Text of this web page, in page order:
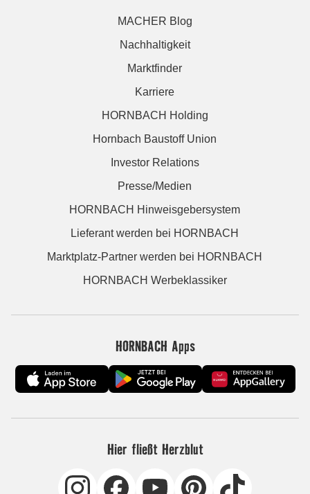
MACHER Blog
Nachhaltigkeit
Marktfinder
Karriere
HORNBACH Holding
Hornbach Baustoff Union
Investor Relations
Presse/Medien
HORNBACH Hinweisgebersystem
Lieferant werden bei HORNBACH
Marktplatz-Partner werden bei HORNBACH
HORNBACH Werbeklassiker
HORNBACH Apps
Hier fließt Herzblut